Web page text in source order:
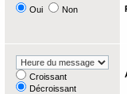
Oui Non
Croissant
Décroissant